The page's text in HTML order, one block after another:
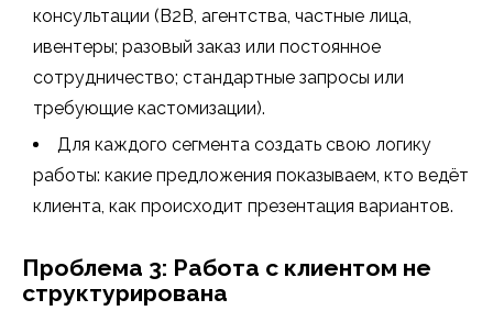
консультации (B2B, агентства, частные лица,
ивентеры; разовый заказ или постоянное
сотрудничество; стандартные запросы или
требующие кастомизации).
Для каждого сегмента создать свою логику
работы: какие предложения показываем, кто ведёт
клиента, как происходит презентация вариантов.
Проблема 3: Работа с клиентом не
структурирована